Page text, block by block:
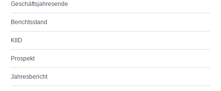
Geschäftsjahresende
Berichtsstand
KIID
Prospekt
Jahresbericht